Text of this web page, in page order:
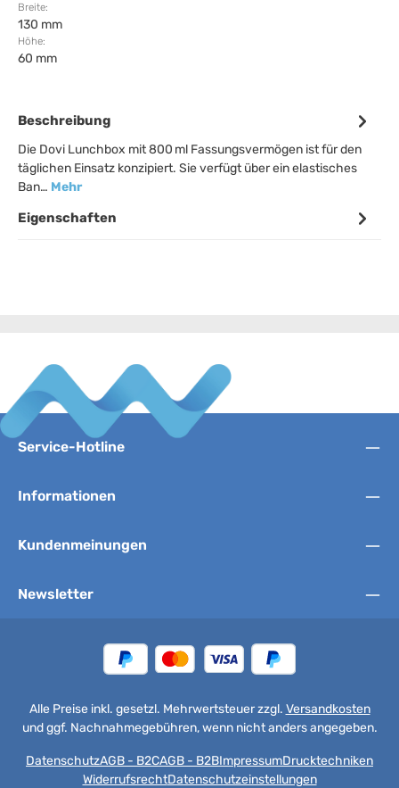
Breite:
130 mm
Höhe:
60 mm
Beschreibung
Die Dovi Lunchbox mit 800 ml Fassungsvermögen ist für den
täglichen Einsatz konzipiert. Sie verfügt über ein elastisches
Ban… Mehr
Eigenschaften
Service-Hotline
Informationen
Kundenmeinungen
Newsletter
Alle Preise inkl. gesetzl. Mehrwertsteuer zzgl. Versandkosten
und ggf. Nachnahmegebühren, wenn nicht anders angegeben.
DatenschutzAGB - B2CAGB - B2BImpressumDrucktechniken
WiderrufsrechtDatenschutzeinstellungen